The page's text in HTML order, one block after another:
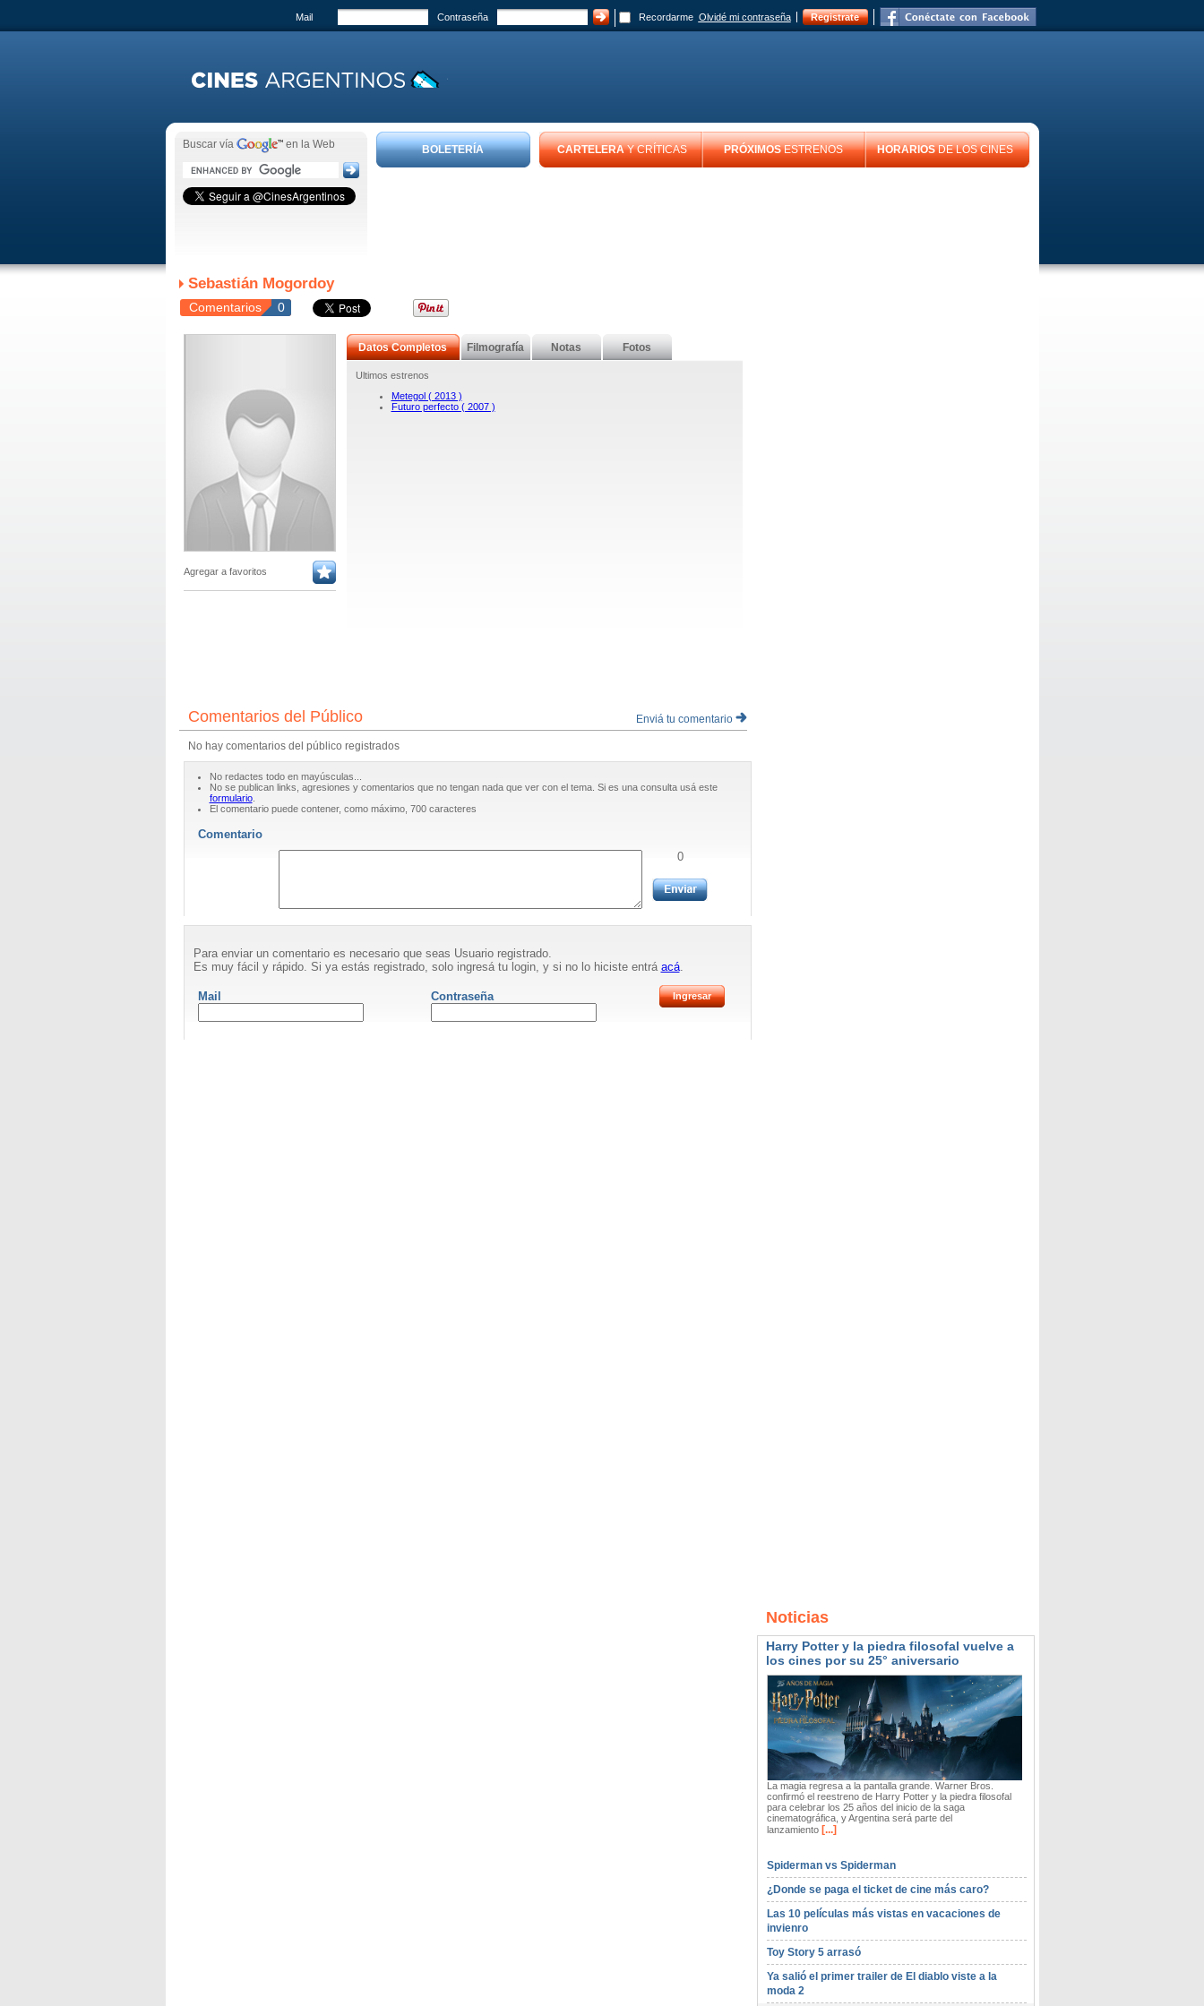
Mail Contraseña Recordarme Olvidé mi contraseña Registrate
Buscar vía en la Web BOLETERÍA CARTELERAY CRÍTICAS PRÓXIMOSESTRENOS HORARIOSDE LOS CINES
Sebastián Mogordoy
Comentarios 0
Agregar a favoritos
Datos Completos Filmografía Notas Fotos
Ultimos estrenos
Metegol ( 2013 )
Futuro perfecto ( 2007 )
Comentarios del Público Enviá tu comentario
No hay comentarios del público registrados
No redactes todo en mayúsculas...
No se publican links, agresiones y comentarios que no tengan nada que ver con el tema. Si es una consulta usá este
formulario.
El comentario puede contener, como máximo, 700 caracteres
Comentario
0
Para enviar un comentario es necesario que seas Usuario registrado.
Es muy fácil y rápido. Si ya estás registrado, solo ingresá tu login, y si no lo hiciste entrá acá.
Mail Contraseña
Noticias
Harry Potter y la piedra filosofal vuelve a
los cines por su 25° aniversario
La magia regresa a la pantalla grande. Warner Bros.
confirmó el reestreno de Harry Potter y la piedra filosofal
para celebrar los 25 años del inicio de la saga
cinematográfica, y Argentina será parte del
lanzamiento[...]
Spiderman vs Spiderman
¿Donde se paga el ticket de cine más caro?
Las 10 películas más vistas en vacaciones de
invienro
Toy Story 5 arrasó
Ya salió el primer trailer de El diablo viste a la
moda 2